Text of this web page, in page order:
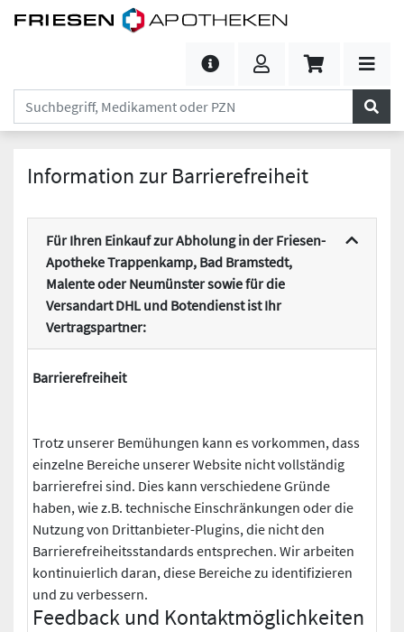
Information zur Barrierefreiheit
Für Ihren Einkauf zur Abholung in der Friesen-
Apotheke Trappenkamp, Bad Bramstedt,
Malente oder Neumünster sowie für die
Versandart DHL und Botendienst ist Ihr
Vertragspartner:
Barrierefreiheit
Trotz unserer Bemühungen kann es vorkommen, dass
einzelne Bereiche unserer Website nicht vollständig
barrierefrei sind. Dies kann verschiedene Gründe
haben, wie z.B. technische Einschränkungen oder die
Nutzung von Drittanbieter-Plugins, die nicht den
Barrierefreiheitsstandards entsprechen. Wir arbeiten
kontinuierlich daran, diese Bereiche zu identifizieren
und zu verbessern.
Feedback und Kontaktmöglichkeiten